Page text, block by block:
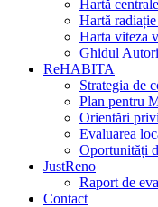
Hartă
Hartă
Harta viteza
Ghidul
ReHABITA
Strategia de
Plan pentru
Orientări
Evaluarea
Oportunități
JustReno
Raport de
Contact